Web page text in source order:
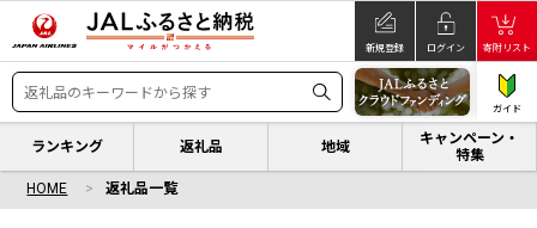
新規登録 ログイン 寄附リスト
ガイド
ランキング 返礼品 地域
キャンペーン・
特集
HOME 返礼品一覧